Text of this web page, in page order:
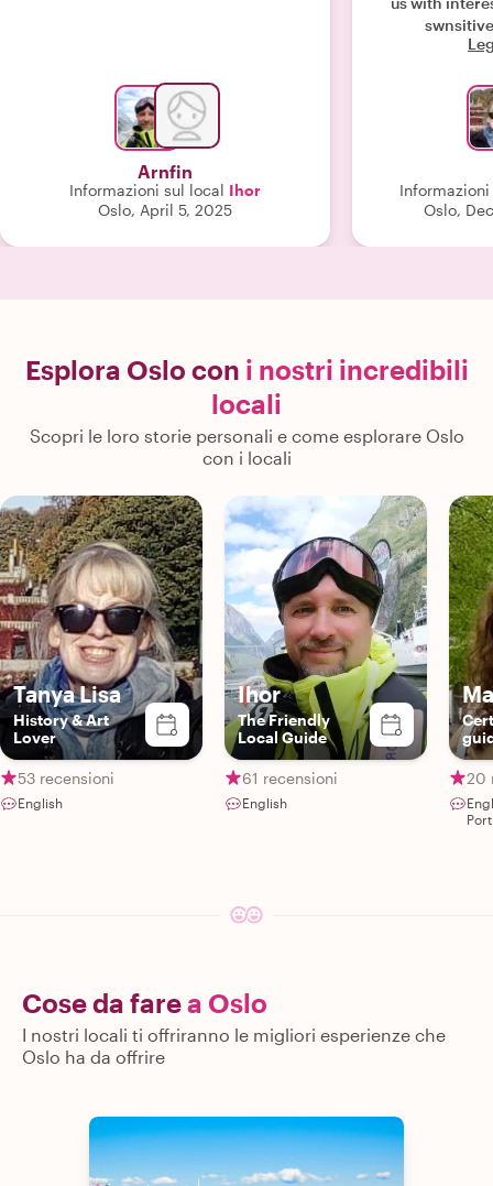
Arnfin
Informazioni sul local Ihor
Oslo, April 5, 2025
Oslo,
Esplora Oslo con i nostri incredibili
locali
Scopri le loro storie personali e come esplorare Oslo
con i locali
Tanya Lisa
History & Art
Lover
53 recensioni
English
Ihor
The Friendly
Local Guide
61 recensioni
English
20
Cose da farea Oslo
I nostri locali ti offriranno le migliori esperienze che
Oslo ha da offrire